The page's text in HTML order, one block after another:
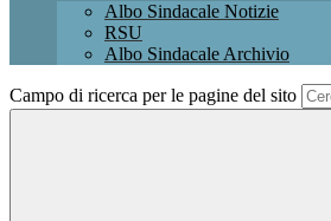
Albo Sindacale Notizie
RSU
Albo Sindacale Archivio
Campo di ricerca per le pagine del sito